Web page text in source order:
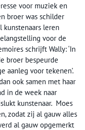
voor muziek en
broer was schilder
kunstenaars leren
voor de
schrijft Wally: ‘In
broer bespeurde
aanleg voor tekenen’.
ook samen met haar
in de week naar
kunstenaar. Moes
zodat zij al gauw alles
al gauw opgemerkt